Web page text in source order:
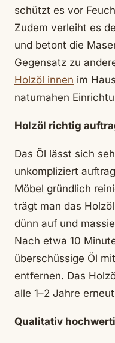
schützt es vor
Zudem verleiht es
und betont die
Gegensatz zu
Holzöl innen im
naturnahen
Holzöl richtig
Das Öl lässt sich
unkompliziert
Möbel gründlich
trägt man das
dünn auf und
Nach etwa 10
überschüssige Öl
entfernen. Das
alle 1–2 Jahre
Qualitativ